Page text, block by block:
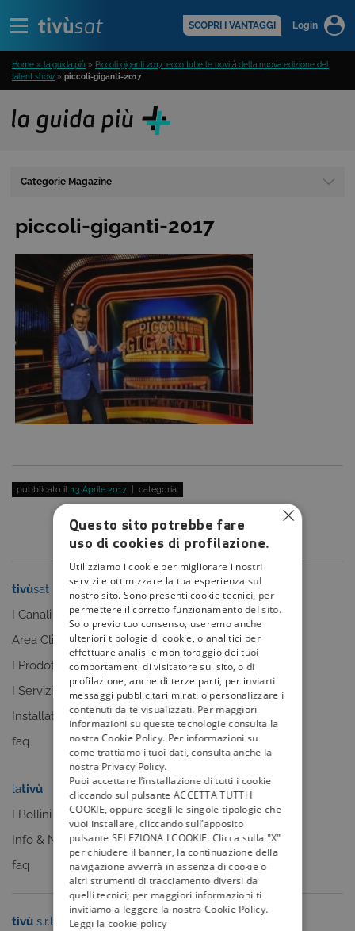
SCOPRI I VANTAGGI Login
Home » la guida più » Piccoli giganti 2017: ecco tutte le novità della nuova edizione del
talent show » piccoli-giganti-2017
Categorie Magazine
piccoli-giganti-2017
pubblicato il: 13 Aprile 2017 | categoria:
tivùsat
I Canali
Area Clienti
I Prodotti
I Servizi
Installatori
faq
tivùla guida
I programmi
I canali
La Guida +
faq
lativù
I Bollini
Info & News
faq
mytivù
tivù s.r.l.
Questo sito potrebbe fare
uso di cookies di profilazione.
Utilizziamo i cookie per migliorare i nostri
servizi e ottimizzare la tua esperienza sul
nostro sito. Sono presenti cookie tecnici, per
permettere il corretto funzionamento del sito.
Solo previo tuo consenso, useremo anche
ulteriori tipologie di cookie, o analitici per
effettuare analisi e monitoraggio dei tuoi
comportamenti di visitatore sul sito, o di
profilazione, anche di terze parti, per inviarti
messaggi pubblicitari mirati o personalizzare i
contenuti da te visualizzati. Per maggiori
informazioni su queste tecnologie consulta la
nostra Cookie Policy. Per informazioni su
come trattiamo i tuoi dati, consulta anche la
nostra Privacy Policy.
Puoi accettare l’installazione di tutti i cookie
cliccando sul pulsante ACCETTA TUTTI I
COOKIE, oppure scegli le singole tipologie che
vuoi installare, cliccando sull’apposito
pulsante SELEZIONA I COOKIE. Clicca sulla "X"
per chiudere il banner, la continuazione della
navigazione avverrà in assenza di cookie o
altri strumenti di tracciamento diversi da
quelli tecnici; per maggiori informazioni ti
invitiamo a leggere la nostra Cookie Policy.
Leggi la cookie policy